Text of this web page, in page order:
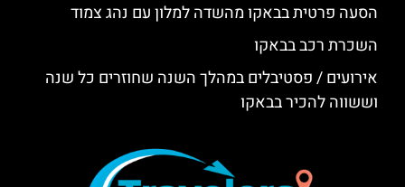
הסעה פרטית בבאקו מהשדה למלון עם נהג צמוד
השכרת רכב בבאקו
אירועים / פסטיבלים במהלך השנה שחוזרים כל שנה
וששווה להכיר בבאקו